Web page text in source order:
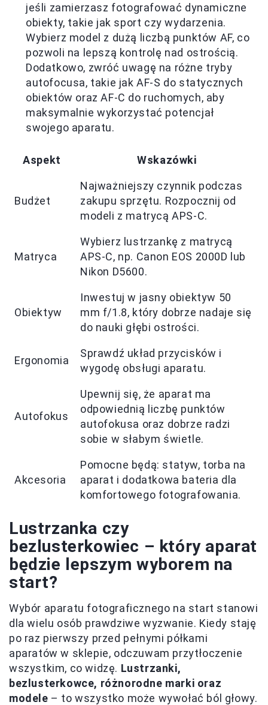
jeśli zamierzasz fotografować dynamiczne
obiekty, takie jak sport czy wydarzenia.
Wybierz model z dużą liczbą punktów AF, co
pozwoli na lepszą kontrolę nad ostrością.
Dodatkowo, zwróć uwagę na różne tryby
autofocusa, takie jak AF-S do statycznych
obiektów oraz AF-C do ruchomych, aby
maksymalnie wykorzystać potencjał
swojego aparatu.
Aspekt Wskazówki
Budżet
Najważniejszy czynnik podczas
zakupu sprzętu. Rozpocznij od
modeli z matrycą APS-C.
Matryca
Wybierz lustrzankę z matrycą
APS-C, np. Canon EOS 2000D lub
Nikon D5600.
Obiektyw
Inwestuj w jasny obiektyw 50
mm f/1.8, który dobrze nadaje się
do nauki głębi ostrości.
Ergonomia
Sprawdź układ przycisków i
wygodę obsługi aparatu.
Autofokus
Upewnij się, że aparat ma
odpowiednią liczbę punktów
autofokusa oraz dobrze radzi
sobie w słabym świetle.
Akcesoria
Pomocne będą: statyw, torba na
aparat i dodatkowa bateria dla
komfortowego fotografowania.
Lustrzanka czy
bezlusterkowiec – który aparat
będzie lepszym wyborem na
start?
Wybór aparatu fotograficznego na start stanowi
dla wielu osób prawdziwe wyzwanie. Kiedy staję
po raz pierwszy przed pełnymi półkami
aparatów w sklepie, odczuwam przytłoczenie
wszystkim, co widzę. Lustrzanki,
bezlusterkowce, różnorodne marki oraz
modele – to wszystko może wywołać ból głowy.